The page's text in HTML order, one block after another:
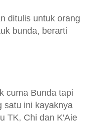
ditulis untuk orang
bunda, berarti
cuma Bunda tapi
satu ini kayaknya
TK, Chi dan K'Aie